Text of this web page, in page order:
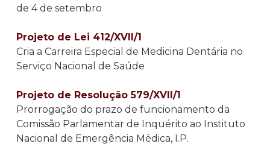
de 4 de setembro
Projeto de Lei 412/XVII/1
Cria a Carreira Especial de Medicina Dentária no
Serviço Nacional de Saúde
Projeto de Resolução 579/XVII/1
Prorrogação do prazo de funcionamento da
Comissão Parlamentar de Inquérito ao Instituto
Nacional de Emergência Médica, I.P.